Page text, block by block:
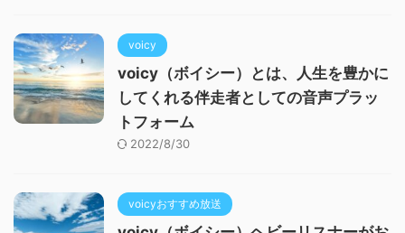
voicy
voicy（ボイシー）とは、人生を豊かに
してくれる伴走者としての音声プラッ
トフォーム
2022/8/30
voicyおすすめ放送